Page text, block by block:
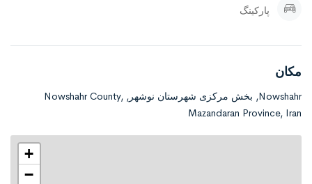
بسیاری دارد
استحکام لازم را دارا باشد. علاوه بر استحکام زیبایی نمای داخلی و
بیرونی ویلا نیز مهم است که طراحی زیبایی داشته باشد.
باید توجه کنید که بسیاری از فروشندگان ظاهر زیبایی از ویلا درست
پارکینگ
مکان
Nowshahr, بخش مرکزی شهرستان نوشهر, Nowshahr County,
Mazandaran Province, Iran
+
−